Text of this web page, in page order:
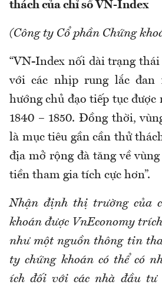
thách của chỉ số VN-Index
(Công ty Cổ phần Chứng
“VN-Index nối dài trạng
với các nhịp rung lắc đan
hướng chủ đạo tiếp tục được
1840 – 1850. Đồng thời,
là mục tiêu gần cần thử
địa mở rộng đà tăng về
tiền tham gia tích cực hơn”.
Nhận định thị trường của
khoán được VnEconomy
như một nguồn thông tin
ty chứng khoán có thể có
ích đối với các nhà đầu